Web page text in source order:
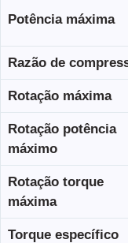
Potência máxima
Razão de
Rotação máxima
Rotação potência
máximo
Rotação torque
máxima
Torque específico